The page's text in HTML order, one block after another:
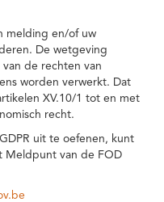
melding en/of uw
De wetgeving
de rechten van
worden verwerkt. Dat
XV.10/1 tot en met
recht.
uit te oefenen, kunt
Meldpunt van de FOD